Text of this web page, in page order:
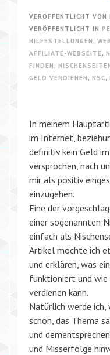
VERÖFFENTLICHT VON
VERÖFFENTLICHT IN
HILFESTELLUNGEN ,
AFFILIATE-WEBSEITE ,
FINDEN ,
GELD VERDIENEN , NSC,
In meinem
im Internet,
definitiv kein Geld
versprochen, nach
mir als positiv
einzugehen.
Eine der
einer sogenannten
einfach als
Artikel möchte ich
und erklären, was
funktioniert und wie
verdienen kann.
Natürlich werde
schon, das Thema
und
und Misserfolge